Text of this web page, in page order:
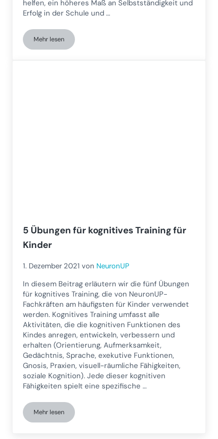
helfen, ein höheres Maß an Selbstständigkeit und
Erfolg in der Schule und …
Mehr lesen7 Übungen für Kinder mit besonderen pädagogischen
5 Übungen für kognitives Training für
Kinder
1. Dezember 2021 von NeuronUP
In diesem Beitrag erläutern wir die fünf Übungen
für kognitives Training, die von NeuronUP-
Fachkräften am häufigsten für Kinder verwendet
werden. Kognitives Training umfasst alle
Aktivitäten, die die kognitiven Funktionen des
Kindes anregen, entwickeln, verbessern und
erhalten (Orientierung, Aufmerksamkeit,
Gedächtnis, Sprache, exekutive Funktionen,
Gnosis, Praxien, visuell-räumliche Fähigkeiten,
soziale Kognition). Jede dieser kognitiven
Fähigkeiten spielt eine spezifische …
Mehr lesen5 Übungen für kognitives Training für Kinder